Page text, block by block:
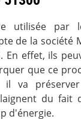
utilisée par
de la société
effet, ils
que ce
il va
du fait
d'énergie.